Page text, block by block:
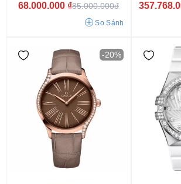
Từ 50 - 80 triệu Từ 80 - 120 Triệu Từ 120
68.000.000 ₫85.000.000đ
So Sánh
-20%